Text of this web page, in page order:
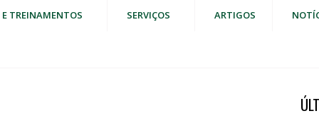
E TREINAMENTOS SERVIÇOS ARTIGOS